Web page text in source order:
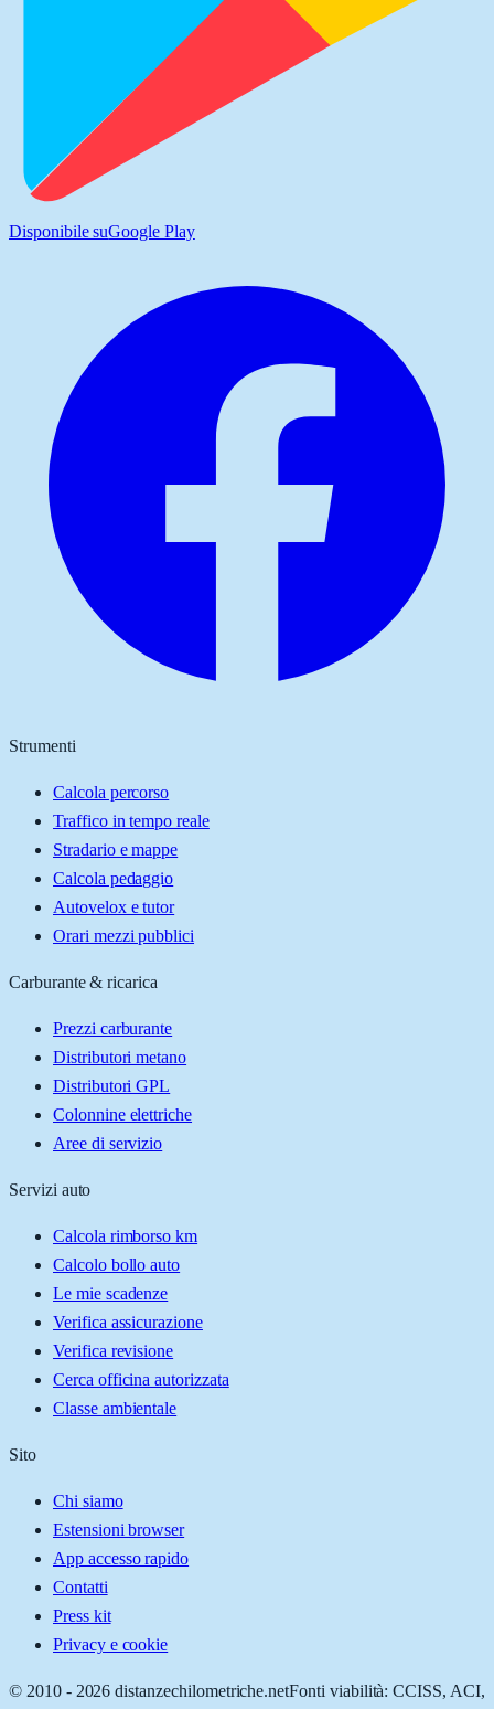
Disponibile suGoogle Play
Strumenti
Calcola percorso
Traffico in tempo reale
Stradario e mappe
Calcola pedaggio
Autovelox e tutor
Orari mezzi pubblici
Carburante & ricarica
Prezzi carburante
Distributori metano
Distributori GPL
Colonnine elettriche
Aree di servizio
Servizi auto
Calcola rimborso km
Calcolo bollo auto
Le mie scadenze
Verifica assicurazione
Verifica revisione
Cerca officina autorizzata
Classe ambientale
Sito
Chi siamo
Estensioni browser
App accesso rapido
Contatti
Press kit
Privacy e cookie
© 2010 - 2026 distanzechilometriche.netFonti viabilità: CCISS, ACI,